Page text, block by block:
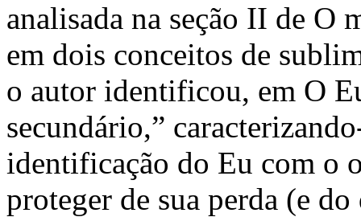
analisada na seção II de O
em dois conceitos de
o autor identificou, em O
secundário,”
identificação do Eu com o
proteger de sua perda (e